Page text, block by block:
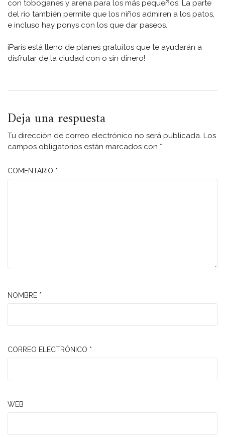
con toboganes y arena para los más pequeños. La parte
del río también permite que los niños admiren a los patos,
e incluso hay ponys con los que dar paseos.
¡París está lleno de planes gratuitos que te ayudarán a
disfrutar de la ciudad con o sin dinero!
Deja una respuesta
Tu dirección de correo electrónico no será publicada. Los
campos obligatorios están marcados con *
COMENTARIO *
NOMBRE *
CORREO ELECTRÓNICO *
WEB